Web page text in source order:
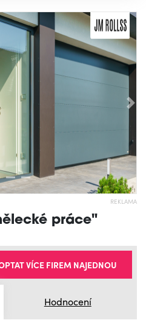
REKLAMA
práce"
Hodnocení
VÍCE FIREM NAJEDNOU